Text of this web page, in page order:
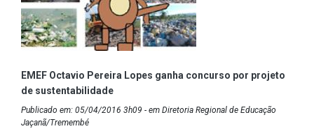
EMEF Octavio Pereira Lopes ganha concurso por projeto
de sustentabilidade
Publicado em: 05/04/2016 3h09 - em Diretoria Regional de Educação
Jaçanã/Tremembé